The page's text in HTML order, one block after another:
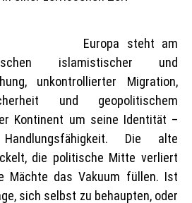
Europa steht am
islamistischer und
unkontrollierter Migration,
und geopolitischem
Kontinent um seine Identität –
Die alte
die politische Mitte verliert
Mächte das Vakuum füllen. Ist
sich selbst zu behaupten, oder